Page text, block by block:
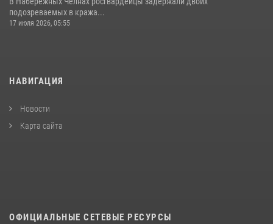
подозреваемых в кража...
17 июля 2026, 05:55
НАВИГАЦИЯ
Новости
Карта сайта
ОФИЦИАЛЬНЫЕ СЕТЕВЫЕ РЕСУРСЫ